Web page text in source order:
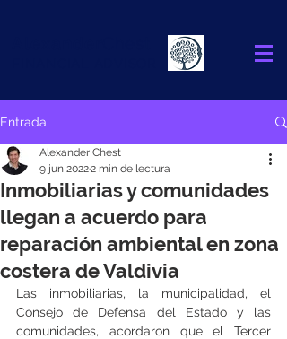
Entrada
Inmobiliarias y comunidades
llegan a acuerdo para
reparación ambiental en zona
costera de Valdivia
Alexander Chest
9 jun 20222 min de lectura
Las inmobiliarias, la municipalidad, el
Consejo de Defensa del Estado y las
comunidades, acordaron que el Tercer